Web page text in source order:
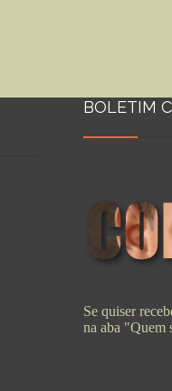
BOLETIM
Se quiser
na aba "Quem